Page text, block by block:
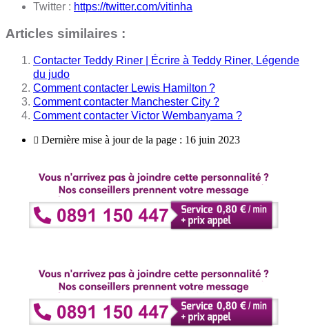
Twitter : https://twitter.com/vitinha
Articles similaires :
Contacter Teddy Riner | Écrire à Teddy Riner, Légende
du judo
Comment contacter Lewis Hamilton ?
Comment contacter Manchester City ?
Comment contacter Victor Wembanyama ?
Dernière mise à jour de la page : 16 juin 2023